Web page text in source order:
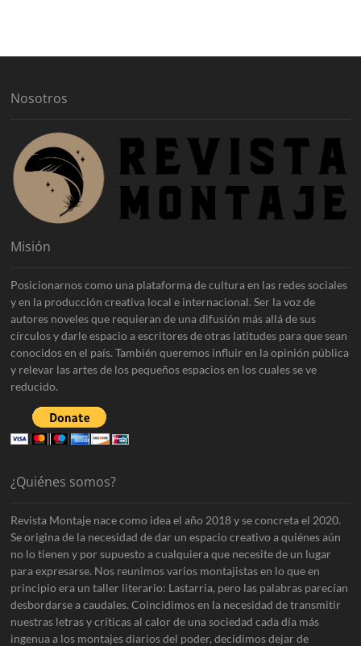
Nosotros
Misión
Posicionarnos como una plataforma de cultura en las redes sociales
y en la producción creativa local e internacional. Ser la voz de
autores noveles que requieran de una difusión más allá de sus
círculos y darle espacio a escritores de otras latitudes para que sean
conocidos en el país. También queremos influir en la opinión pública
y relevar las artes de los pequeños espacios en los cuales se ve
reducido.
¿Quiénes somos?
Revista Montaje nace como idea el año 2018 y se concreta el 2020.
Se origina de la necesidad de dar un espacio creativo a quiénes aún
no lo tienen y por supuesto a cualquiera que necesite de un lugar
para expresarse. Nos reunimos varios montajistas en lo que en
principio era un taller literario: Lastarria, pero las palabras parecían
desbordarse a caudales. Coincidimos en la necesidad de transmitir
nuestras letras y críticas al calor de una sociedad cada día más
ingenua a los montajes diarios del poder, decidimos dejar de